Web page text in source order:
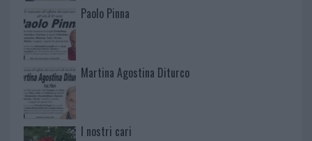
Paolo Pinna
Martina Agostina Diturco
I nostri cari